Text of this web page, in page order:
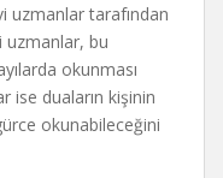
uzmanlar tarafından
uzmanlar, bu
okunması
ise duaların kişinin
okunabileceğini